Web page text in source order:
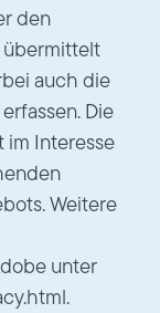
den
übermittelt
auch die
Die
im Interesse
Weitere
unter